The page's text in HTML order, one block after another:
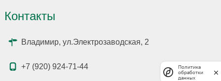
Контакты
Владимир, ул.Электрозаводская, 2
+7 (920) 924-71-44
Политика
обработки
данных